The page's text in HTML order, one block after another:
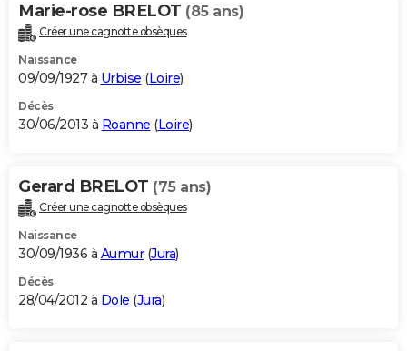
Marie-rose BRELOT (85 ans)
Créer une cagnotte obsèques
Naissance
09/09/1927 à Urbise (Loire)
Décès
30/06/2013 à Roanne (Loire)
Gerard BRELOT (75 ans)
Créer une cagnotte obsèques
Naissance
30/09/1936 à Aumur(Jura)
Décès
28/04/2012 à Dole (Jura)